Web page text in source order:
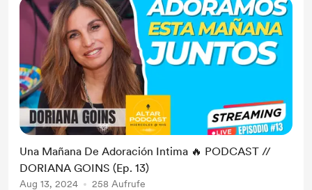
Una Mañana De Adoración Intima 🔥 PODCAST //
DORIANA GOINS (Ep. 13)
Aug 13, 2024 258 Aufrufe